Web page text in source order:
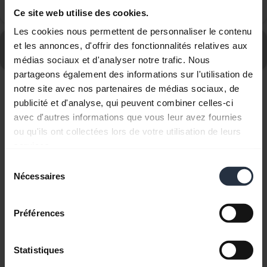
Ce site web utilise des cookies.
Les cookies nous permettent de personnaliser le contenu
et les annonces, d'offrir des fonctionnalités relatives aux
médias sociaux et d'analyser notre trafic. Nous
partageons également des informations sur l'utilisation de
notre site avec nos partenaires de médias sociaux, de
publicité et d'analyse, qui peuvent combiner celles-ci
avec d'autres informations que vous leur avez fournies
ou qu'ils ont collectées lors de votre utilisation de leurs
Nécessaires
Préférences
Statistiques
headset?
Consultez le forum aux questions concernant le Jabra
Elite 8 Active - Navy
Affichage de 10 sur 10